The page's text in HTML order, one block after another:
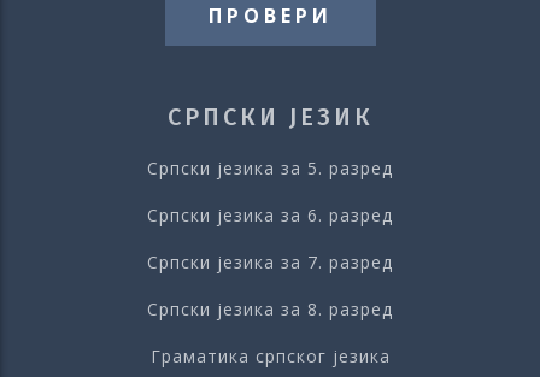
ПРОВЕРИ
СРПСКИ ЈЕЗИК
Српски језика за 5. разред
Српски језика за 6. разред
Српски језика за 7. разред
Српски језика за 8. разред
Граматика српског језика